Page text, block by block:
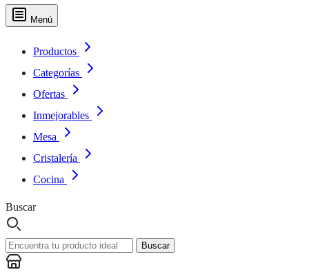
Menú
Productos
Categorías
Ofertas
Inmejorables
Mesa
Cristalería
Cocina
Buscar
Buscar